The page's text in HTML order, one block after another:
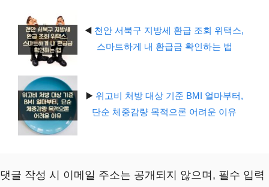
◀️ 천안 서북구 지방세 환급 조회 위택스,
스마트하게 내 환급금 확인하는 법
▶️ 위고비 처방 대상 기준 BMI 얼마부터,
단순 체중감량 목적으론 어려운 이유
댓글 작성 시 이메일 주소는 공개되지 않으며, 필수 입력